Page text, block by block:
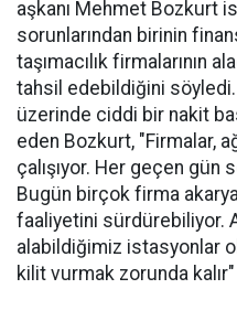
aşkanı Mehmet Bozkurt
sorunlarından birinin
taşımacılık firmalarının
tahsil edebildiğini
üzerinde ciddi bir nakit
eden Bozkurt, "Firmalar,
çalışıyor. Her geçen gün
Bugün birçok firma
faaliyetini sürdürebiliyor.
alabildiğimiz istasyonlar
kilit vurmak zorunda